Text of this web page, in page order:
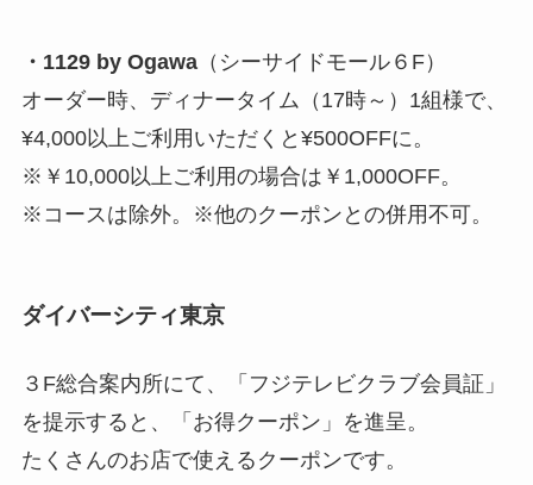
・1129 by Ogawa（シーサイドモール６F）
オーダー時、ディナータイム（17時～）1組様で、
¥4,000以上ご利用いただくと¥500OFFに。
※￥10,000以上ご利用の場合は￥1,000OFF。
※コースは除外。※他のクーポンとの併用不可。
ダイバーシティ東京
３F総合案内所にて、「フジテレビクラブ会員証」
を提示すると、「お得クーポン」を進呈。
たくさんのお店で使えるクーポンです。